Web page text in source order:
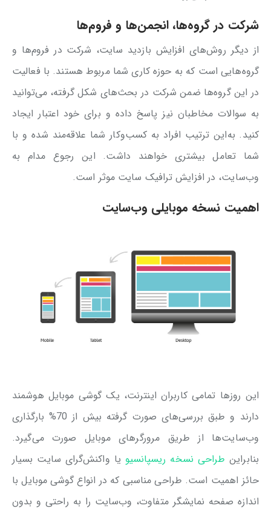
شرکت در گروه‌ها، انجمن‌ها و فروم‌ها
از دیگر روش‌های افزایش بازدید سایت، شرکت در فروم‌ها و
گروه‌هایی است که به حوزه کاری شما مربوط هستند. با فعالیت‌
در این گروه‌ها ضمن شرکت در بحث‌‌های شکل گرفته، می‌توانید
به سوالات مخاطبان نیز پاسخ داده و برای خود اعتبار ایجاد
کنید. به‌این ترتیب افراد به کسب‌وکار شما علاقه‌مند شده و با
شما تعامل بیشتری خواهند داشت. این رجوع مدام به
وب‌سایت، در افزایش ترافیک سایت موثر است.
اهمیت نسخه موبایلی وب‌سایت
این روزها تمامی کاربران اینترنت، یک گوشی موبایل هوشمند
دارند و طبق بررسی‌های صورت گرفته بیش از 70% بارگذاری
وب‌سایت‌ها از طریق مرورگرهای موبایل صورت می‌گیرد.
بنابراین طراحی نسخه ریسپانسیو یا واکنش‌گرای سایت بسیار
حائز اهمیت است. طراحی مناسبی که در انواع گوشی‌ موبایل با
اندازه صفحه نمایشگر متفاوت، وب‌سایت را به راحتی و بدون